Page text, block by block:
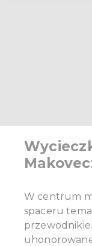
W centrum
spaceru